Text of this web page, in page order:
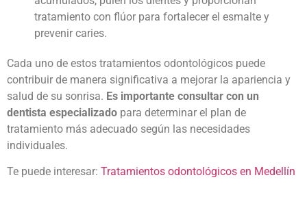
tratamiento con flúor para fortalecer el esmalte y
prevenir caries.
Cada uno de estos tratamientos odontológicos puede
contribuir de manera significativa a mejorar la apariencia y
salud de su sonrisa. Es importante consultar con un
dentista especializado para determinar el plan de
tratamiento más adecuado según las necesidades
individuales.
Te puede interesar: Tratamientos odontológicos en Medellín